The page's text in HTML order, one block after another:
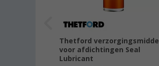
Thetford verzorgingsmiddel
voor afdichtingen Seal
Lubricant